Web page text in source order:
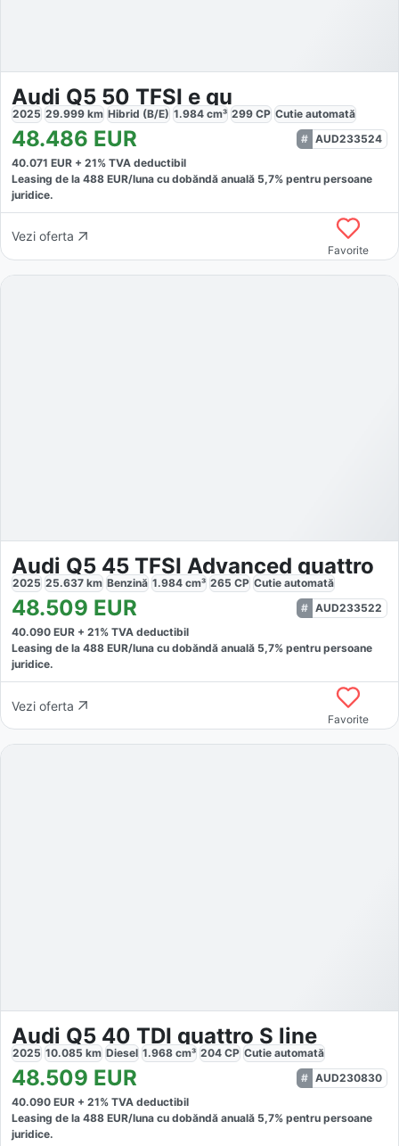
Audi Q5 50 TFSI e qu
2025 29.999 km Hibrid (B/E) 1.984 cm³ 299 CP Cutie automată
48.486 EUR
AUD233524
40.071 EUR + 21% TVA deductibil
Leasing de la 488 EUR/luna cu dobăndă anuală 5,7% pentru persoane
juridice.
Vezi oferta
Favorite
Audi Q5 45 TFSI Advanced quattro
2025 25.637 km Benzină 1.984 cm³ 265 CP Cutie automată
48.509 EUR
AUD233522
40.090 EUR + 21% TVA deductibil
Leasing de la 488 EUR/luna cu dobăndă anuală 5,7% pentru persoane
juridice.
Vezi oferta
Favorite
Audi Q5 40 TDI quattro S line
2025 10.085 km Diesel 1.968 cm³ 204 CP Cutie automată
48.509 EUR
AUD230830
40.090 EUR + 21% TVA deductibil
Leasing de la 488 EUR/luna cu dobăndă anuală 5,7% pentru persoane
juridice.